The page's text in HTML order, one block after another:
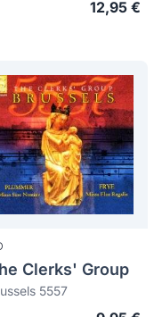
12,95 €
Clerks' Group
5557